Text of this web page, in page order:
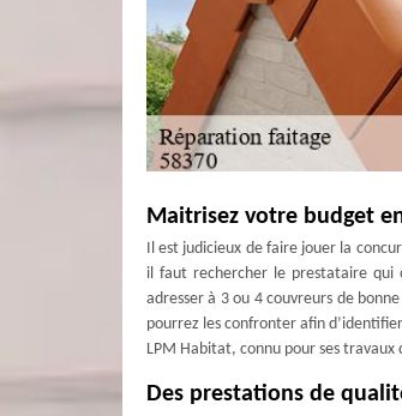
Maitrisez votre budget
Il est judicieux de faire jouer la
il faut rechercher le prestataire qui
adresser à 3 ou 4 couvreurs de
pourrez les confronter afin
LPM Habitat, connu pour ses
Des prestations de